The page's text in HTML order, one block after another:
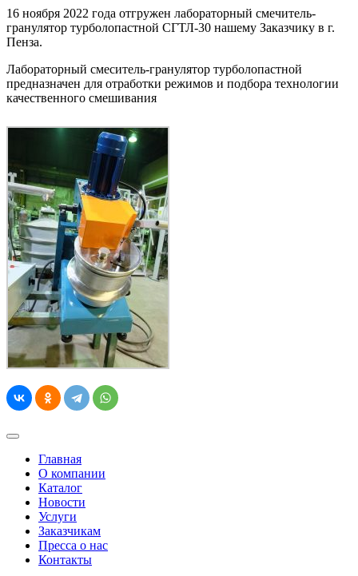
16 ноября 2022 года отгружен лабораторный смечитель-
гранулятор турболопастной СГТЛ-30 нашему Заказчику в г.
Пенза.
Лабораторный смеситель-гранулятор турболопастной
предназначен для отработки режимов и подбора технологии
качественного смешивания
Главная
О компании
Каталог
Новости
Услуги
Заказчикам
Пресса о нас
Контакты